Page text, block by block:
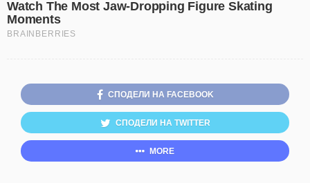
СПОДЕЛИ НА FACEBOOK
СПОДЕЛИ НА TWITTER
MORE